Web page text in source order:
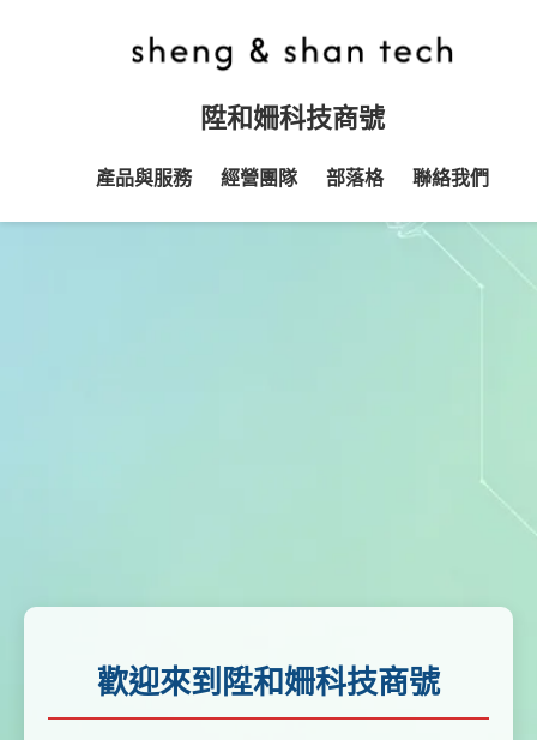
陞和姍科技商號
產品與服務 經營團隊 部落格 聯絡我們
歡迎來到陞和姍科技商號